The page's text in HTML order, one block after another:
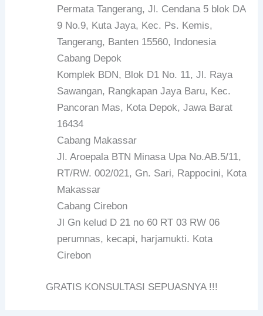
Permata Tangerang, Jl. Cendana 5 blok DA
9 No.9, Kuta Jaya, Kec. Ps. Kemis,
Tangerang, Banten 15560, Indonesia
Cabang Depok
Komplek BDN, Blok D1 No. 11, Jl. Raya
Sawangan, Rangkapan Jaya Baru, Kec.
Pancoran Mas, Kota Depok, Jawa Barat
16434
Cabang Makassar
Jl. Aroepala BTN Minasa Upa No.AB.5/11,
RT/RW. 002/021, Gn. Sari, Rappocini, Kota
Makassar
Cabang Cirebon
Jl Gn kelud D 21 no 60 RT 03 RW 06
perumnas, kecapi, harjamukti. Kota
Cirebon
GRATIS KONSULTASI SEPUASNYA !!!